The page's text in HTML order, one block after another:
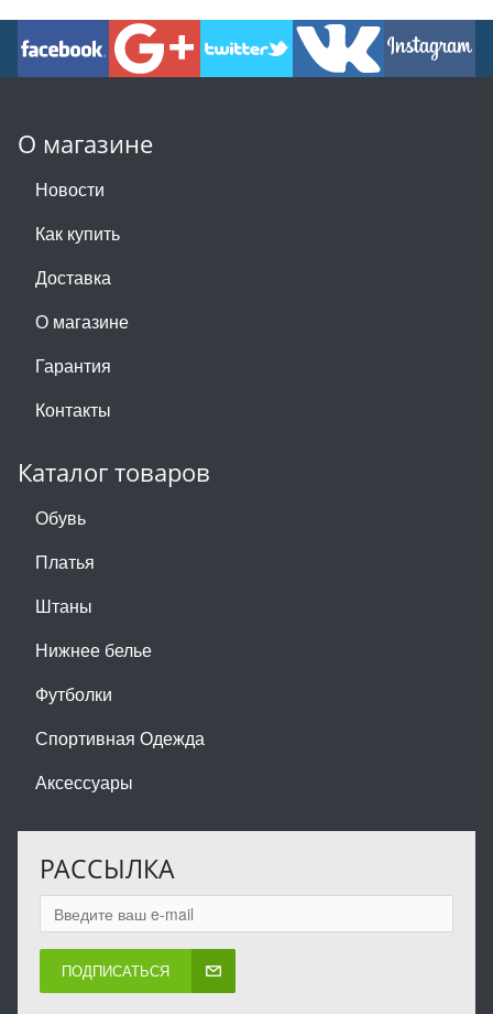
О магазине
Новости
Как купить
Доставка
О магазине
Гарантия
Контакты
Каталог товаров
Обувь
Платья
Штаны
Нижнее белье
Футболки
Спортивная Одежда
Аксессуары
РАССЫЛКА
ПОДПИСАТЬСЯ